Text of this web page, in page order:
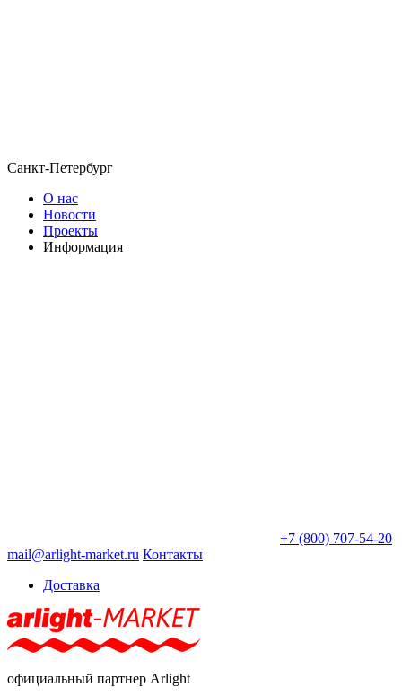
Санкт-Петербург
О нас
Новости
Проекты
Информация
+7 (800) 707-54-20
mail@arlight-market.ru Контакты
Доставка
официальный партнер Arlight